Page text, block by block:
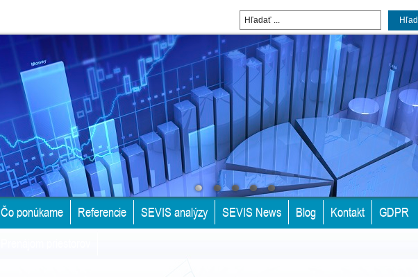
Čo ponúkame Referencie SEVIS analýzy SEVIS News Blog Kontakt
GDPR